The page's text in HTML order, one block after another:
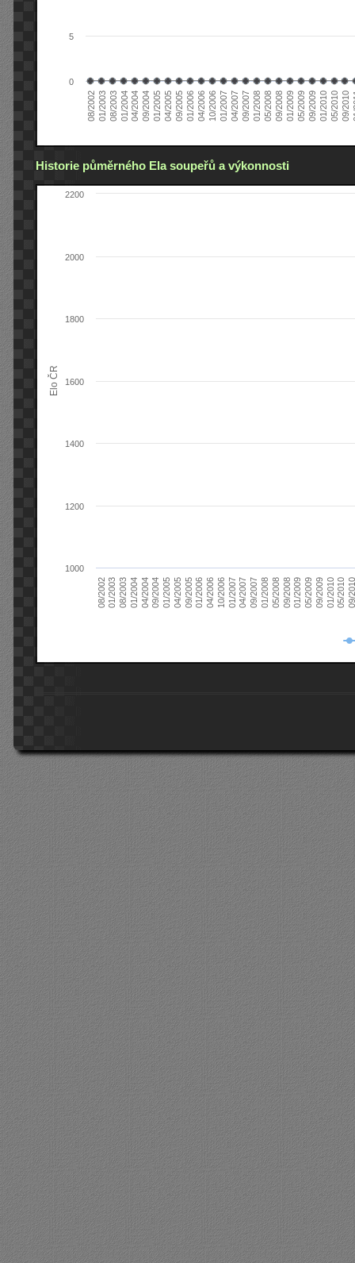
08/200201/200308/200301/200404/200409/200401/200504/200509/200501/200604/200610/200601/200704/200709/200701/200805/200809/200801/200905/200909/200901/201005/201009/2010
0
5
Historie půměrného Ela soupeřů a výkonnosti
Elo ČR
08/200201/200308/200301/200404/200409/200401/200504/200509/200501/200604/200610/200601/200704/200709/200701/200805/200809/200801/200905/200909/200901/201005/201009/
1000
1200
1400
1600
1800
2000
2200